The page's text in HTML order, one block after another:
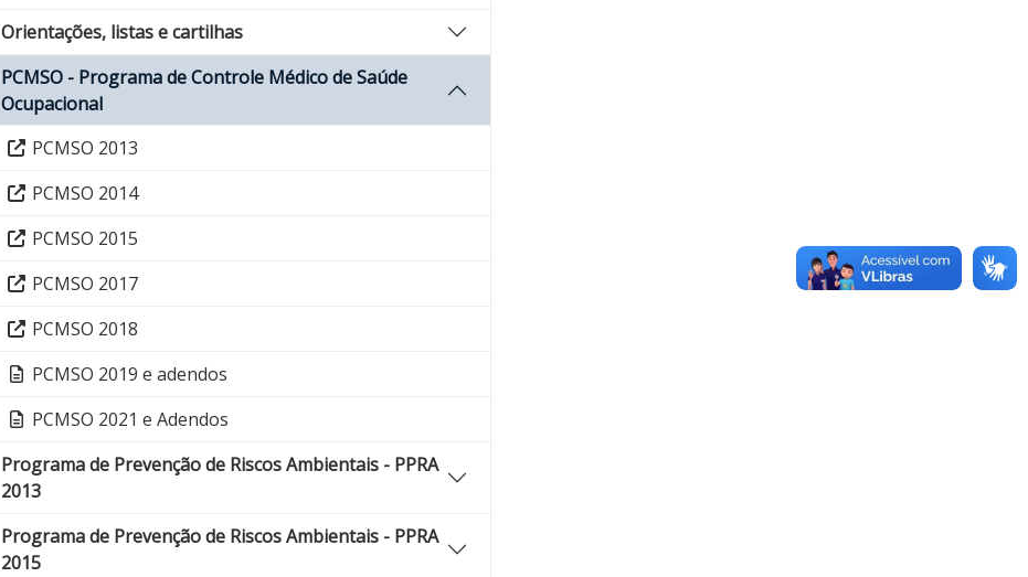
Orientações, listas e cartilhas
PCMSO - Programa de Controle Médico de Saúde
Ocupacional
PCMSO 2013
PCMSO 2014
PCMSO 2015
PCMSO 2017
PCMSO 2018
PCMSO 2019 e adendos
PCMSO 2021 e Adendos
Programa de Prevenção de Riscos Ambientais - PPRA
2013
Programa de Prevenção de Riscos Ambientais - PPRA
2015